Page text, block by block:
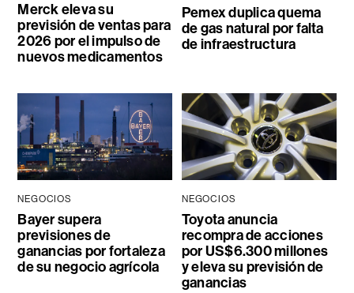
Merck eleva su
previsión de ventas para
2026 por el impulso de
nuevos medicamentos
Pemex duplica quema
de gas natural por falta
de infraestructura
NEGOCIOS
Bayer supera
previsiones de
ganancias por fortaleza
de su negocio agrícola
NEGOCIOS
Toyota anuncia
recompra de acciones
por US$6.300 millones
y eleva su previsión de
ganancias